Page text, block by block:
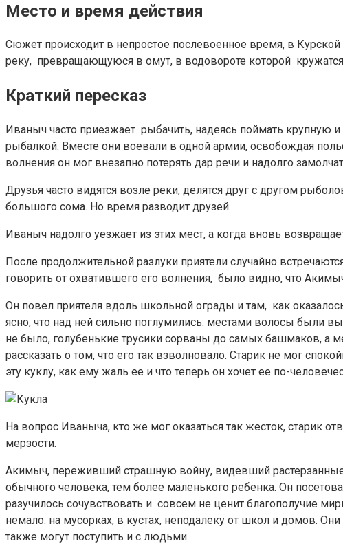
Место и время действия
Сюжет происходит в непростое послевоенное время, в
реку, превращающуюся в омут, в водовороте которой
Краткий пересказ
Иваныч часто приезжает рыбачить, надеясь поймать
рыбалкой. Вместе они воевали в одной армии, освобождая
волнения он мог внезапно потерять дар речи и надолго
Друзья часто видятся возле реки, делятся друг с другом
большого сома. Но время разводит друзей.
Иваныч надолго уезжает из этих мест, а когда вновь
После продолжительной разлуки приятели случайно
говорить от охватившего его волнения, было видно, что
Он повел приятеля вдоль школьной ограды и там, как
ясно, что над ней сильно поглумились: местами волосы были
не было, голубенькие трусики сорваны до самых башмаков, а
рассказать о том, что его так взволновало. Старик не мог
эту куклу, как ему жаль ее и что теперь он хочет ее по-
На вопрос Иваныча, кто же мог оказаться так жесток, старик
мерзости.
Акимыч, переживший страшную войну, видевший растерзанные
обычного человека, тем более маленького ребенка. Он
разучилось сочувствовать и совсем не ценит благополучие
немало: на мусорках, в кустах, неподалеку от школ и домов.
также могут поступить и с людьми.